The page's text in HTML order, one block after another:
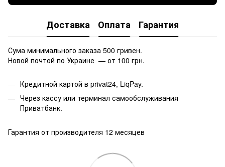
Доставка Оплата Гарантия
Сума минимального заказа 500 гривен.
Новой почтой по Украине — от 100 грн.
Кредитной картой в privat24, LiqPay.
Через кассу или терминал самообслуживания
Приватбанк.
Гарантия от производителя 12 месяцев